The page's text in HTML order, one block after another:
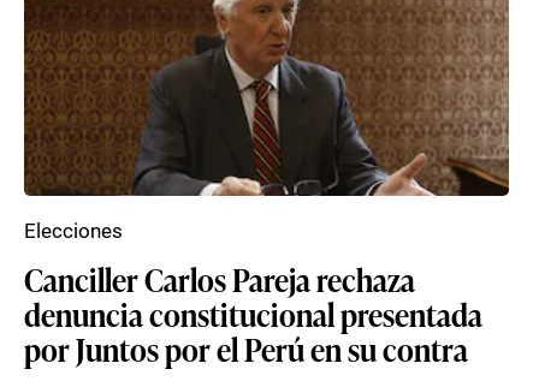
Canciller Carlos Pareja rechaza
denuncia constitucional presentada
por Juntos por el Perú en su contra
Elecciones